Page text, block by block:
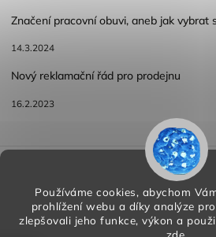
Používáme cookies, abychom
prohlížení webu a díky analýze
zlepšovali jeho funkce, výkon a
zde
Značení pracovní obuvi, aneb jak vybrat
14.3.2024
Nový reklamační řád pro prodejnu
16.2.2023
Reklamace a vracení zboží
Podmínky ochrany